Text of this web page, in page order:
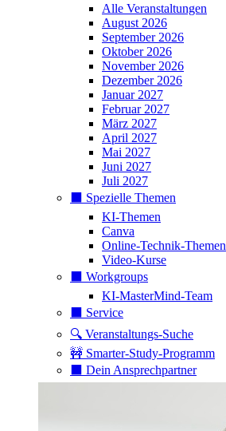
Alle Veranstaltungen
August 2026
September 2026
Oktober 2026
November 2026
Dezember 2026
Januar 2027
Februar 2027
März 2027
April 2027
Mai 2027
Juni 2027
Juli 2027
⬛️ Spezielle Themen
KI-Themen
Canva
Online-Technik-Themen
Video-Kurse
⬛️ Workgroups
KI-MasterMind-Team
⬛️ Service
🔍 Veranstaltungs-Suche
🚧 Smarter-Study-Programm
⬛️ Dein Ansprechpartner